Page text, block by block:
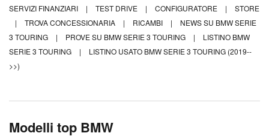
SERVIZI FINANZIARI
| TEST DRIVE | CONFIGURATORE |
STORE
|
TROVA CONCESSIONARIA | RICAMBI |
NEWS SU BMW SERIE
3 TOURING
| PROVE SU BMW SERIE 3 TOURING |
LISTINO BMW
SERIE 3 TOURING
|
LISTINO USATO BMW SERIE 3 TOURING (2019--
>>)
Modelli top BMW